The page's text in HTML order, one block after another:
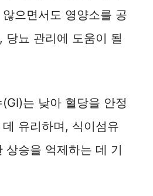
으면서도 영양소를 공
당뇨 관리에 도움이 될
는 낮아 혈당을 안정
유리하며, 식이섬유
상승을 억제하는 데 기